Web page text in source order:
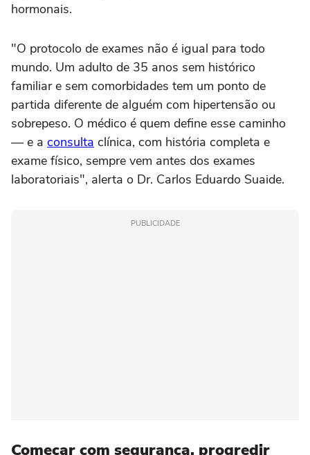
hormonais.
"O protocolo de exames não é igual para todo
mundo. Um adulto de 35 anos sem histórico
familiar e sem comorbidades tem um ponto de
partida diferente de alguém com hipertensão ou
sobrepeso. O médico é quem define esse caminho
— e a consulta clínica, com história completa e
exame físico, sempre vem antes dos exames
laboratoriais", alerta o Dr. Carlos Eduardo Suaide.
PUBLICIDADE
Começar com segurança, progredir